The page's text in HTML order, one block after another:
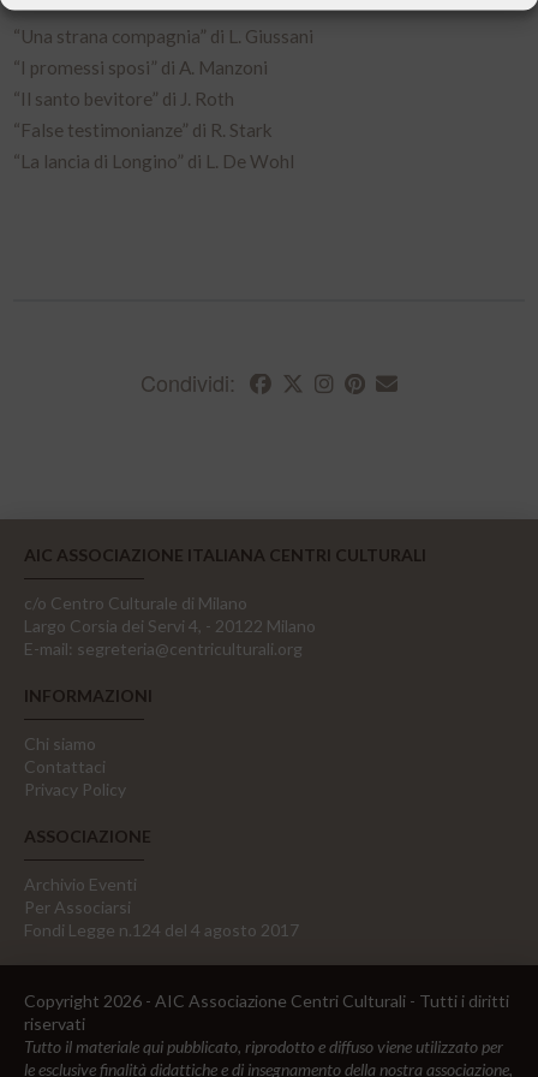
“Una strana compagnia” di L. Giussani
“I promessi sposi” di A. Manzoni
“Il santo bevitore” di J. Roth
“False testimonianze” di R. Stark
“La lancia di Longino” di L. De Wohl
Condividi:
AIC ASSOCIAZIONE ITALIANA CENTRI CULTURALI
c/o Centro Culturale di Milano
Largo Corsia dei Servi 4, - 20122 Milano
E-mail: segreteria@centriculturali.org
INFORMAZIONI
Chi siamo
Contattaci
Privacy Policy
ASSOCIAZIONE
Archivio Eventi
Per Associarsi
Fondi Legge n.124 del 4 agosto 2017
Copyright 2026 - AIC Associazione Centri Culturali - Tutti i diritti
riservati
Tutto il materiale qui pubblicato, riprodotto e diffuso viene utilizzato per
le esclusive finalità didattiche e di insegnamento della nostra associazione,